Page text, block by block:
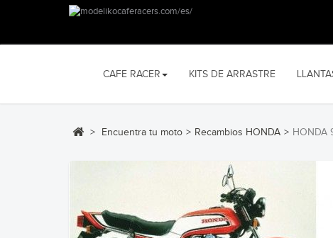
CAFE RACER KITS DE ARRASTRE
> Encuentra tu moto > Recambios HONDA > HONDA